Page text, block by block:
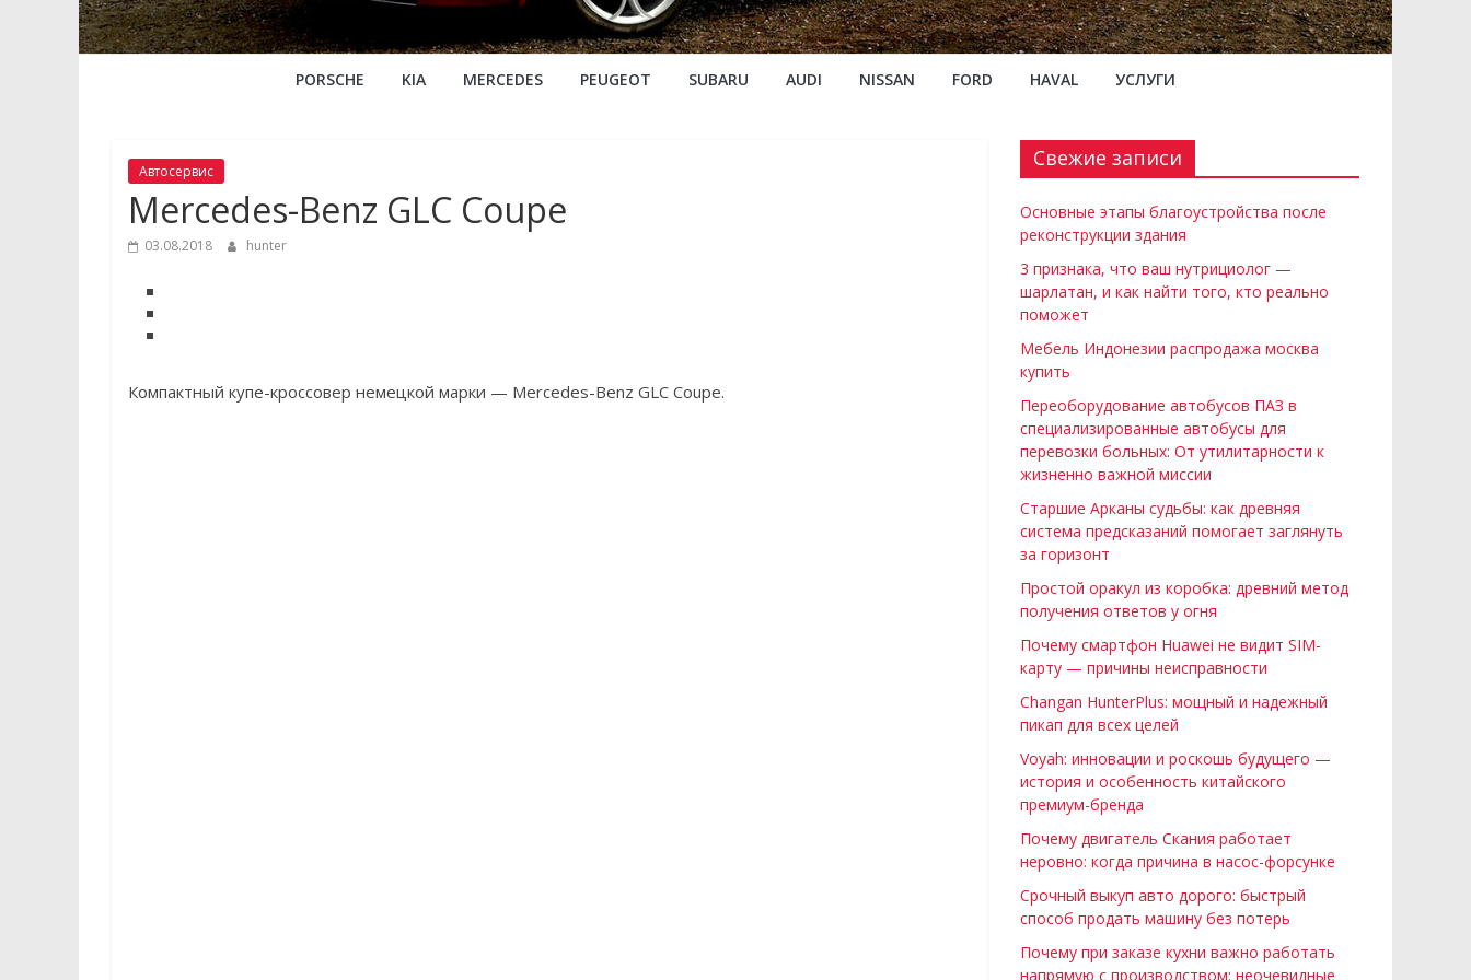
PORSCHE KIA MERCEDES PEUGEOT SUBARU AUDI NISSAN FORD HAVAL УСЛУГИ
Автосервис
Mercedes-Benz GLC Coupe
03.08.2018 hunter
Компактный купе-кроссовер немецкой марки — Mercedes-Benz GLC Coupe.
Свежие записи
Основные этапы благоустройства после
реконструкции здания
3 признака, что ваш нутрициолог —
шарлатан, и как найти того, кто реально
поможет
Мебель Индонезии распродажа москва
купить
Переоборудование автобусов ПАЗ в
специализированные автобусы для
перевозки больных: От утилитарности к
жизненно важной миссии
Старшие Арканы судьбы: как древняя
система предсказаний помогает заглянуть
за горизонт
Простой оракул из коробка: древний метод
получения ответов у огня
Почему смартфон Huawei не видит SIM-
карту — причины неисправности
Changan HunterPlus: мощный и надежный
пикап для всех целей
Voyah: инновации и роскошь будущего —
история и особенность китайского
премиум-бренда
Почему двигатель Скания работает
неровно: когда причина в насос-форсунке
Срочный выкуп авто дорого: быстрый
способ продать машину без потерь
Почему при заказе кухни важно работать
напрямую с производством: неочевидные